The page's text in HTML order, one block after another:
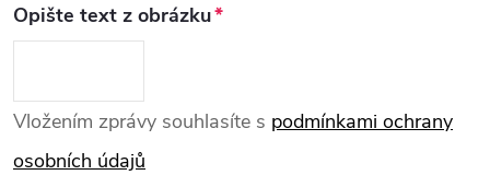
Opište text z obrázku
Vložením zprávy souhlasíte s podmínkami ochrany
osobních údajů